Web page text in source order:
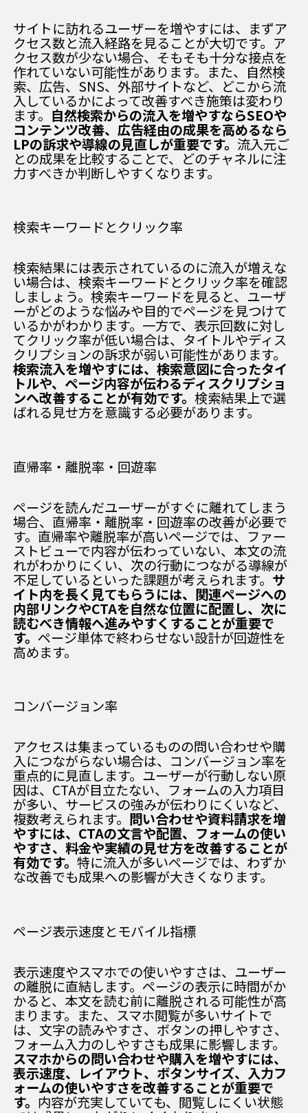
サイトに訪れるユーザーを増やすには、まずア
クセス数と流入経路を見ることが大切です。ア
クセス数が少ない場合、そもそも十分な接点を
作れていない可能性があります。また、自然検
索、広告、SNS、外部サイトなど、どこから流
入しているかによって改善すべき施策は変わり
ます。 自然検索からの流入を増やすならSEOや
コンテンツ改善、広告経由の成果を高めるなら
LPの訴求や導線の見直しが重要です。流入元ご
との成果を比較することで、どのチャネルに注
力すべきか判断しやすくなります。
検索キーワードとクリック率
検索結果には表示されているのに流入が増えな
い場合は、検索キーワードとクリック率を確認
しましょう。検索キーワードを見ると、ユーザ
ーがどのような悩みや目的でページを見つけて
いるかがわかります。一方で、表示回数に対し
てクリック率が低い場合は、タイトルやディス
クリプションの訴求が弱い可能性があります。
検索流入を増やすには、検索意図に合ったタイ
トルや、ページ内容が伝わるディスクリプショ
ンへ改善することが有効です。検索結果上で選
ばれる見せ方を意識する必要があります。
直帰率・離脱率・回遊率
ページを読んだユーザーがすぐに離れてしまう
場合、直帰率・離脱率・回遊率の改善が必要で
す。直帰率や離脱率が高いページでは、ファー
ストビューで内容が伝わっていない、本文の流
れがわかりにくい、次の行動につながる導線が
不足しているといった課題が考えられます。 サ
イト内を長く見てもらうには、関連ページへの
内部リンクやCTAを自然な位置に配置し、次に
読むべき情報へ進みやすくすることが重要で
す。ページ単体で終わらせない設計が回遊性を
高めます。
コンバージョン率
アクセスは集まっているものの問い合わせや購
入につながらない場合は、コンバージョン率を
重点的に見直します。ユーザーが行動しない原
因は、CTAが目立たない、フォームの入力項目
が多い、サービスの強みが伝わりにくいなど、
複数考えられます。 問い合わせや資料請求を増
やすには、CTAの文言や配置、フォームの使い
やすさ、料金や実績の見せ方を改善することが
有効です。特に流入が多いページでは、わずか
な改善でも成果への影響が大きくなります。
ページ表示速度とモバイル指標
表示速度やスマホでの使いやすさは、ユーザー
の離脱に直結します。ページの表示に時間がか
かると、本文を読む前に離脱される可能性が高
まります。また、スマホ閲覧が多いサイトで
は、文字の読みやすさ、ボタンの押しやすさ、
フォーム入力のしやすさも成果に影響します。
スマホからの問い合わせや購入を増やすには、
表示速度、レイアウト、ボタンサイズ、入力フ
ォームの使いやすさを改善することが重要で
す。 内容が充実していても、閲覧しにくい状態